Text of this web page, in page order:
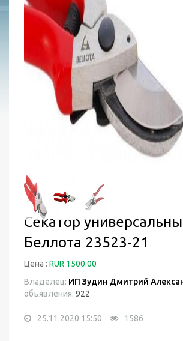
Секатор
Беллота 23523-21
Цена : RUR 1500.00
Владелец: ИП Зудин Дмитрий
объявления: 922
25.11.2020 15:50 1586